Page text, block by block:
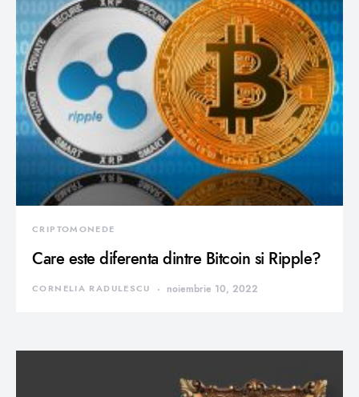
CRIPTOMONEDE
Care este diferenta dintre Bitcoin si Ripple?
CORNELIA RADULESCU noiembrie 10, 2022